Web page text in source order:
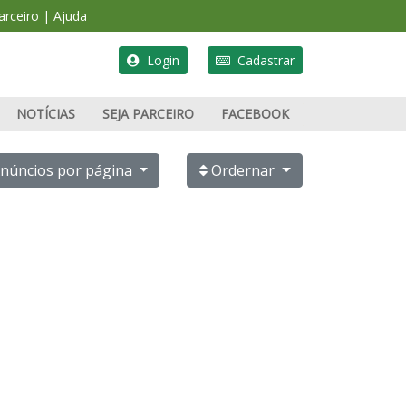
| Ajuda
Login Cadastrar
PUBLICAR ANÚNCIO
NOTÍCIAS SEJA PARCEIRO FACEBOOK
Ordernar
por página